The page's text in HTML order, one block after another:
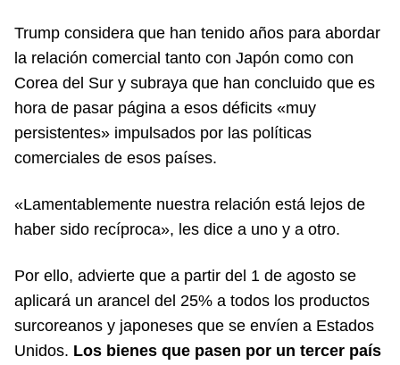
Trump considera que han tenido años para abordar
la relación comercial tanto con Japón como con
Corea del Sur y subraya que han concluido que es
hora de pasar página a esos déficits «muy
persistentes» impulsados por las políticas
comerciales de esos países.
«Lamentablemente nuestra relación está lejos de
haber sido recíproca», les dice a uno y a otro.
Por ello, advierte que a partir del 1 de agosto se
aplicará un arancel del 25% a todos los productos
surcoreanos y japoneses que se envíen a Estados
Unidos. Los bienes que pasen por un tercer país